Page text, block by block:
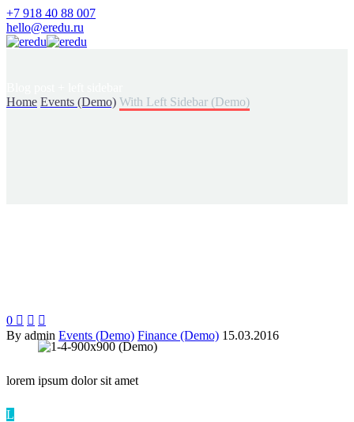
+7 918 40 88 007
hello@eredu.ru
Home Events (Demo) With Left Sidebar (Demo)
0   
By admin Events (Demo) Finance (Demo) 15.03.2016
lorem ipsum dolor sit amet
L